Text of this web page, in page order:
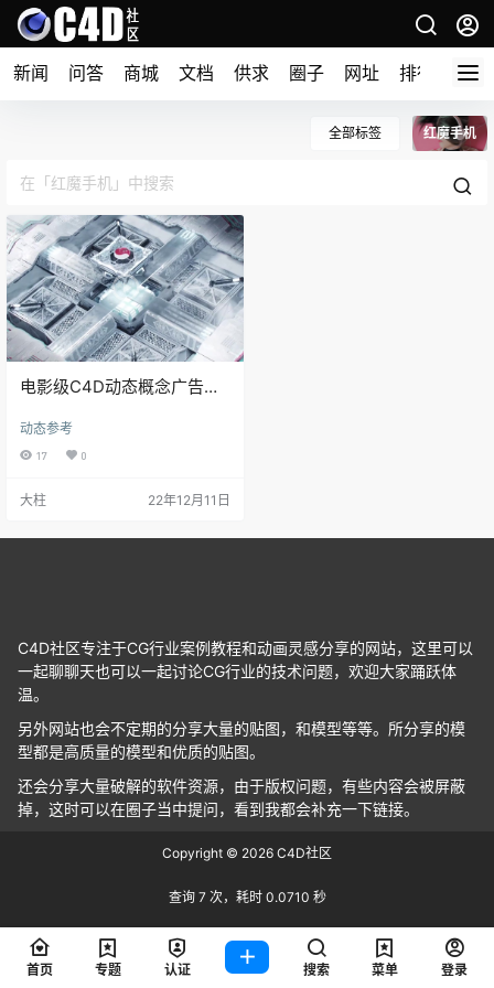
新闻 问答 商城 文档 供求 圈子 网址 排行榜
全部标签 红魔手机
电影级C4D动态概念广告
NUBIA
动态参考
17 0
大柱 22年12月11日
C4D社区专注于CG行业案例教程和动画灵感分享的网站，这里可以
一起聊聊天也可以一起讨论CG行业的技术问题，欢迎大家踊跃体
温。
另外网站也会不定期的分享大量的贴图，和模型等等。所分享的模
型都是高质量的模型和优质的贴图。
还会分享大量破解的软件资源，由于版权问题，有些内容会被屏蔽
掉，这时可以在圈子当中提问，看到我都会补充一下链接。
Copyright © 2026 C4D社区
查询 7 次，耗时 0.0710 秒
首页 专题 认证 搜索 菜单 登录